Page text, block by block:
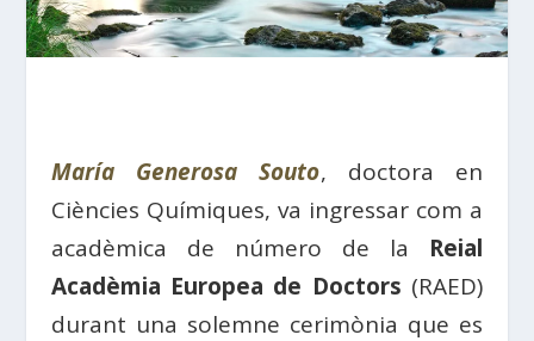
María Generosa Souto, doctora en
Ciències Químiques, va ingressar com a
acadèmica de número de la Reial
Acadèmia Europea de Doctors (RAED)
durant una solemne cerimònia que es